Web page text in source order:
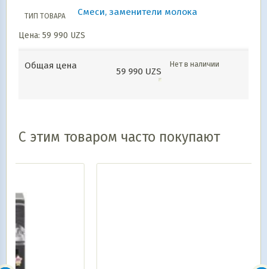
ТИП ТОВАРА Смеси, заменители молока
Цена: 59 990 UZS
Общая цена
59 990 UZS
Нет в наличии
С этим товаром часто покупают